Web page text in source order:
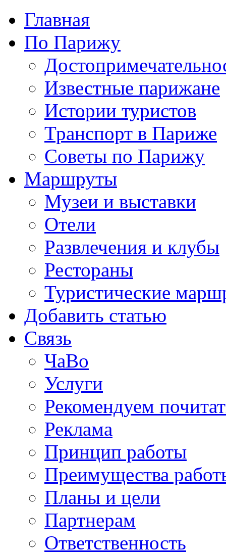
Главная
По Парижу
Известные парижане
Истории туристов
Транспорт в Париже
Советы по Парижу
Маршруты
Музеи и выставки
Отели
Развлечения и клубы
Рестораны
Туристические
Добавить статью
Связь
ЧаВо
Услуги
Рекомендуем
Реклама
Принцип работы
Преимущества
Планы и цели
Партнерам
Ответственность